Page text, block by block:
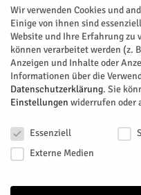
Einbruch in
Es gab einen nächtlichen
Physiotheraphiepraxis,
Von Pressestelle Polizei- September 29,
Wir verwenden Cookies und
Einige von ihnen sind
Website und Ihre Erfahrung zu
können verarbeitet werden (z.
Anzeigen und Inhalte oder
Informationen über die
Datenschutzerklärung. Sie
Einstellungen widerrufen oder
Essenziell
Externe Medien